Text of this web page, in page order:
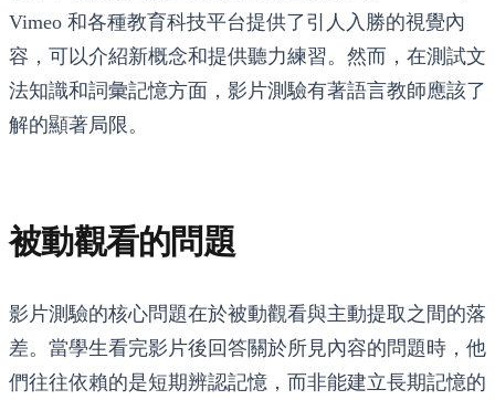
Vimeo 和各種教育科技平台提供了引人入勝的視覺內
容，可以介紹新概念和提供聽力練習。然而，在測試文
法知識和詞彙記憶方面，影片測驗有著語言教師應該了
解的顯著局限。
被動觀看的問題
影片測驗的核心問題在於被動觀看與主動提取之間的落
差。當學生看完影片後回答關於所見內容的問題時，他
們往往依賴的是短期辨認記憶，而非能建立長期記憶的